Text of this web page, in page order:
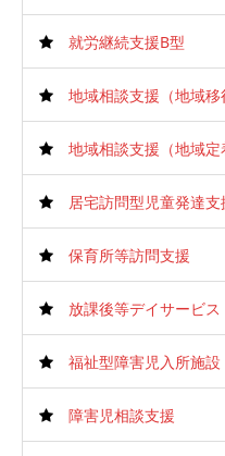
就労継続支援B型
地域相談支援（地域移
地域相談支援（地域定
居宅訪問型児童発達支
保育所等訪問支援
放課後等デイサービス
福祉型障害児入所施設
障害児相談支援